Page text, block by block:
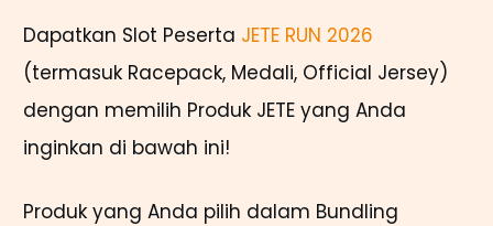
Dapatkan Slot Peserta JETE RUN 2026
(termasuk Racepack, Medali, Official Jersey)
dengan memilih Produk JETE yang Anda
inginkan di bawah ini!
Produk yang Anda pilih dalam Bundling